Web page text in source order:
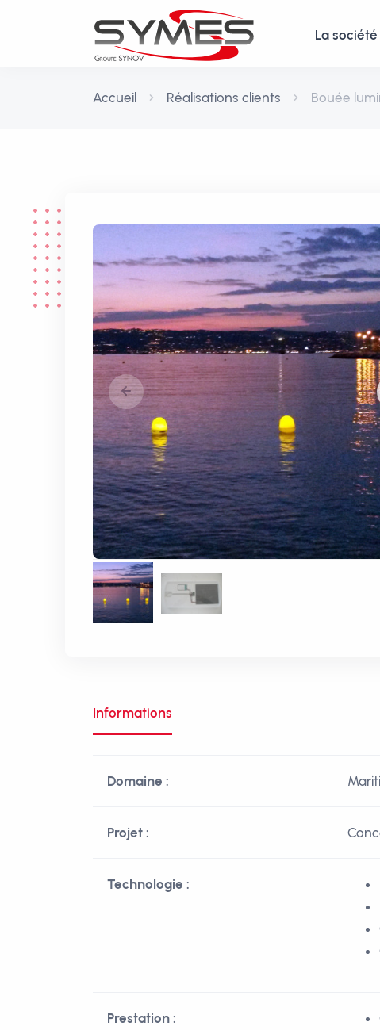
La société
Accueil Réalisations clients Bouée
Informations
Domaine :
Projet :
Technologie :
Prestation :